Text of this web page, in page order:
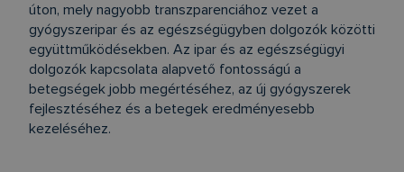
úton, mely nagyobb transzparenciához vezet a
gyógyszeripar és az egészségügyben dolgozók közötti
együttműködésekben. Az ipar és az egészségügyi
dolgozók kapcsolata alapvető fontosságú a
betegségek jobb megértéséhez, az új gyógyszerek
fejlesztéséhez és a betegek eredményesebb
kezeléséhez.